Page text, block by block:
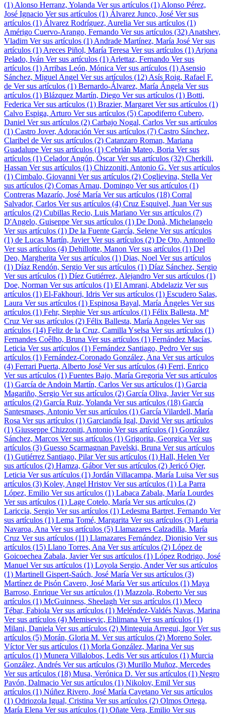
(1) Alonso Herranz, Yolanda Ver sus artículos (1) Alonso Pérez,
José Ignacio Ver sus artículos (1) Álvarez Junco, José Ver sus
artículos (1) Álvarez Rodríguez, Aurelia Ver sus artículos (1)
Amérigo Cuervo-Arango, Fernando Ver sus artículos (32) Anatshev,
Vladim Ver sus artículos (1) Andrade Martínez, María José Ver sus
artículos (1) Areces Piñol, María Teresa Ver sus artículos (1) Arjona
Pelado, Iván Ver sus artículos (1) Arlettaz, Fernando Ver sus
artículos (1) Arribas León, Mónica Ver sus artículos (1) Asensio
Sánchez, Miguel Angel Ver sus artículos (12) Asís Roig, Rafael F.
de Ver sus artículos (1) Bernardo-Álvarez, María Ángela Ver sus
artículos (1) Blázquez Martín, Diego Ver sus artículos (1) Botti,
Federica Ver sus artículos (1) Brazier, Margaret Ver sus artículos (1)
Calvo Espiga, Arturo Ver sus artículos (5) Capodiferro Cubero,
Daniel Ver sus artículos (2) Carbajo Nogal, Carlos Ver sus artículos
(1) Castro Jover, Adoración Ver sus artículos (7) Castro Sánchez,
Claribel de Ver sus artículos (2) Catanzaro Roman, Mariana
Guadalupe Ver sus artículos (1) Cebrián Mateo, Boria Ver sus
artículos (1) Celador Angón, Óscar Ver sus artículos (32) Cherkili,
Hassan Ver sus artículos (1) Chizzoniti, Antonio G. Ver sus artículos
(1) Cimbalo, Giovanni Ver sus artículos (2) Coglievina, Stella Ver
sus artículos (2) Comas Arnau, Domingo Ver sus artículos (1)
Contreras Mazarío, José María Ver sus artículos (18) Corral
Salvador, Carlos Ver sus artículos (4) Cruz Esquivel, Juan Ver sus
artículos (2) Cubillas Recio, Luis Mariano Ver sus artículos (7)
D'Angelo, Guiseppe Ver sus artículos (1) De Donà, Michelangelo
Ver sus artículos (1) De la Fuente García, Selene Ver sus artículos
(1) de Lucas Martín, Javier Ver sus artículos (2) De Oto, Antonello
Ver sus artículos (4) Dehillotte, Manon Ver sus artículos (1) Del
Deo, Margherita Ver sus artículos (1) Dias, Noel Ver sus artículos
(1) Díaz Rendón, Sergio Ver sus artículos (1) Díaz Sánchez, Sergio
Ver sus artículos (1) Díez Gutiérrez, Alejandro Ver sus artículos (1)
Doe, Norman Ver sus artículos (1) El Amrani, Abdelaziz Ver sus
artículos (1) El-Fakhouri, Idris Ver sus artículos (1) Escudero Salas,
Laura Ver sus artículos (1) Espinosa Bayal, María Ángeles Ver sus
artículos (1) Fehr, Stephie Ver sus artículos (1) Félix Ballesta, Mª
Cruz Ver sus artículos (2) Félix Ballesta, María Angeles Ver sus
artículos (14) Feliz de la Cruz, Camilla Yselsa Ver sus artículos (1)
Fernandes Coêlho, Bruna Ver sus artículos (1) Fernández Macías,
Leticia Ver sus artículos (1) Fernández Santiago, Pedro Ver sus
artículos (1) Fernández-Coronado González, Ana Ver sus artículos
(4) Ferrari Puerta, Alberto José Ver sus artículos (4) Ferri, Enrico
Ver sus artículos (1) Fuentes Bajo, María Gregoria Ver sus artículos
(1) García de Andoin Martín, Carlos Ver sus artículos (1) Garcia
Magariño, Sergio Ver sus artículos (2) García Oliva, Javier Ver sus
artículos (2) García Ruiz, Yolanda Ver sus artículos (18) García
Santesmases, Antonio Ver sus artículos (1) García Vilardell, María
Rosa Ver sus artículos (1) Garciandía Igal, David Ver sus artículos
(1) Giusseppe Chizzoniti, Antonio Ver sus artículos (1) González
Sánchez, Marcos Ver sus artículos (1) Grigorita, Georgica Ver sus
artículos (3) Guesso Scarmagnan Pavelski, Bruna Ver sus artículos
(1) Gutiérrez Santiago, Pilar Ver sus artículos (1) Hall, Helen Ver
sus artículos (2) Hamza, Gábor Ver sus artículos (2) Jericó Ojer,
Leticia Ver sus artículos (1) Jordán Villacampa, María Luisa Ver sus
artículos (3) Kolev, Angel Hristov Ver sus artículos (1) La Parra
López, Emilio Ver sus artículos (1) Labaca Zabala, María Lourdes
Ver sus artículos (1) Lage Cotelo, María Ver sus artículos (2)
Lariccia, Sergio Ver sus artículos (1) Ledesma Bartret, Fernando Ver
sus artículos (1) Lema Tomé, Margarita Ver sus artículos (3) Leturia
Navaroa, Ana Ver sus artículos (5) Llamazares Calzadilla, María
Cruz Ver sus artículos (11) Llamazares Fernández, Dionisio Ver sus
artículos (15) Llano Torres, Ana Ver sus artículos (2) López de
Goicoechea Zabala, Javier Ver sus artículos (1) López Rodrigo, José
Manuel Ver sus artículos (1) Loyola Sergio, Ander Ver sus artículos
(1) Martinell Gispert-Saúch, José María Ver sus artículos (3)
Martínez de Pisón Cavero, José María Ver sus artículos (1) Maya
Barroso, Enrique Ver sus artículos (1) Mazzola, Roberto Ver sus
artículos (1) McGuinness, Sheelagh Ver sus artículos (1) Meco
Tébar, Fabiola Ver sus artículos (1) Meléndez-Valdés Navas, Marina
Ver sus artículos (4) Memisevic, Ehlimana Ver sus artículos (1)
Milani, Daniela Ver sus artículos (2) Minteguia Arregui, Igor Ver sus
artículos (5) Morán, Gloria M. Ver sus artículos (2) Moreno Soler,
Víctor Ver sus artículos (1) Morla González, Marina Ver sus
artículos (1) Munera Villalobos, Ledis Ver sus artículos (1) Murcia
González, Andrés Ver sus artículos (3) Murillo Muñoz, Mercedes
Ver sus artículos (18) Musa, Verónica D. Ver sus artículos (1) Negro
Pavón, Dalmacio Ver sus artículos (1) Nikolov, Emil Ver sus
artículos (1) Núñez Rivero, José María Cayetano Ver sus artículos
(1) Odriozola Igual, Cristina Ver sus artículos (2) Olmos Ortega,
María Elena Ver sus artículos (1) Oñate Vera, Emilio Ver sus